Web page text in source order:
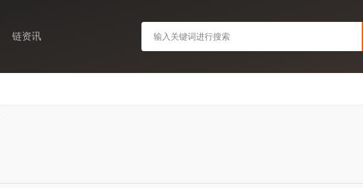
链资讯